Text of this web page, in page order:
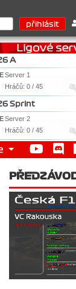
Ferrari . 2.
A
Server 1
Hráčů: 0 / 45
Sprint
Server 2
Hráčů: 0 / 45